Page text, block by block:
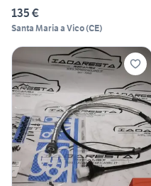
135 €
Santa Maria a Vico(CE)